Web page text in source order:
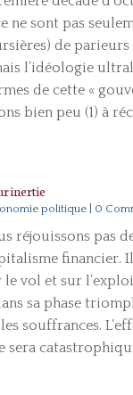
ne sont pas
de
l’idéologie
de cette «
bien peu (1) à
inertie
politique| 0
réjouissons pas
financier. Il
vol et sur
sa phase
souffrances.
sera